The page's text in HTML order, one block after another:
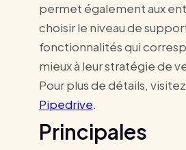
permet également aux
choisir le niveau de
fonctionnalités qui
mieux à leur stratégie de
Pour plus de détails, visitez
Pipedrive.
Principales